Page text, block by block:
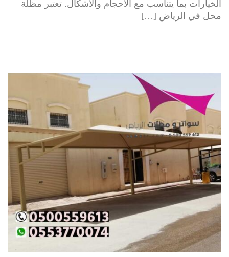
الخيارات بما يتناسب مع الأحجام والاشكال. تعتبر مظلة
محل في الرياض […]